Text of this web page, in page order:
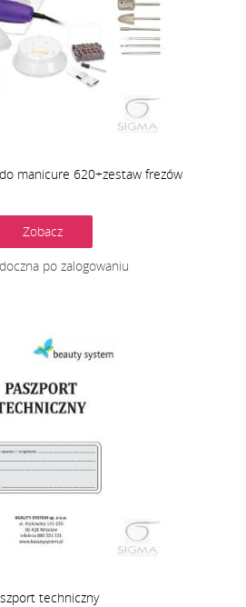
manicure 620+zestaw frezów
Zobacz
po zalogowaniu
techniczny